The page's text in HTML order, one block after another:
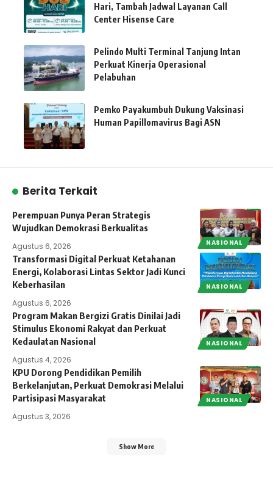
Hari, Tambah Jadwal Layanan Call
Center Hisense Care
Pelindo Multi Terminal Tanjung Intan
Perkuat Kinerja Operasional
Pelabuhan
Pemko Payakumbuh Dukung Vaksinasi
Human Papillomavirus Bagi ASN
Berita Terkait
NASIONAL
Perempuan Punya Peran Strategis
Wujudkan Demokrasi Berkualitas
Agustus 6, 2026
NASIONAL
Transformasi Digital Perkuat Ketahanan
Energi, Kolaborasi Lintas Sektor Jadi Kunci
Keberhasilan
Agustus 6, 2026
NASIONAL
Program Makan Bergizi Gratis Dinilai Jadi
Stimulus Ekonomi Rakyat dan Perkuat
Kedaulatan Nasional
Agustus 4, 2026
NASIONAL
KPU Dorong Pendidikan Pemilih
Berkelanjutan, Perkuat Demokrasi Melalui
Partisipasi Masyarakat
Agustus 3, 2026
Show More